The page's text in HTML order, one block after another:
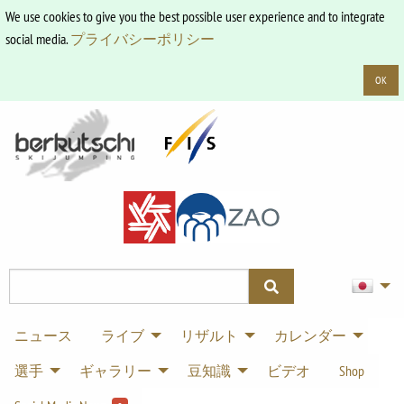
We use cookies to give you the best possible user experience and to integrate
social media.プライバシーポリシー
OK
ニュース ライブ リザルト
カレンダー
選手
ギャラリー 豆知識 ビデオ
Shop